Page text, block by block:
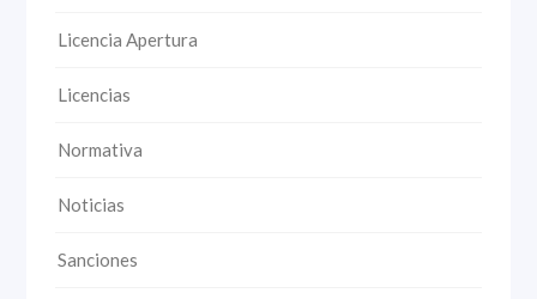
Licencia Apertura
Licencias
Normativa
Noticias
Sanciones